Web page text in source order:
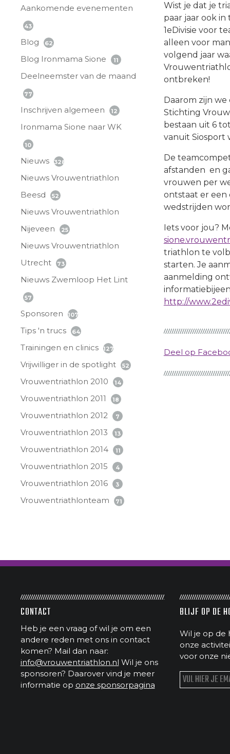
Aankomende evenementen
43
Blog 62
Blog Ironmama Sione 11
Deelneemster van de maand
77
Inschrijven algemeen 12
Ironmama Sione naar WK
10
Nieuws 328
Nieuws Vrouwentriathlon
Beesd
52
Nieuws Vrouwentriathlon
Nijeveen
25
Nieuws Vrouwentriathlon
Utrecht
73
Nieuws Zwemloop Het Lint
57
Sponsoren 107
Tips 'n trucs 64
Trainingen en clinics 127
Vrijwilliger in de spotlight 52
Vrouwentriathlon 2010 14
Vrouwentriathlon 2011 18
Vrouwentriathlon 2012 7
Vrouwentriathlon 2013 13
Vrouwentriathlon 2014 11
Vrouwentriathlon 2015 4
Vrouwentriathlon 2016 3
Vrouwentriathlonteam 71
Wist je dat je
paar jaar ook
1eDivisie voor
alleen voor
volgend jaar
ontbreken!
Daarom zijn
Stichting
bestaan uit 6
vanuit Siosport
De
afstanden en
vrouwen per
ontstaat er een
wedstrijden
Iets voor jou?
triathlon te
starten. Je
aanmelding
http://
Deel op
CONTACT
Heb je een vraag of wil je om een
andere reden met ons in contact
komen? Mail dan naar:
info@vrouwentriathlon.nl Wil je ons
sponsoren? Daarover vind je meer
informatie op onze sponsorpagina
BLIJF OP DE
Wil je op de
onze
voor onze